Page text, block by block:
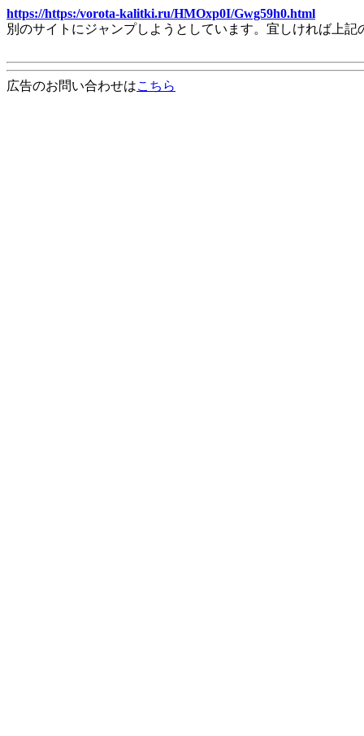
https://https:/vorota-kalitki.ru/HMOxp0I/Gwg59h0.html
別のサイトにジャンプしようとしています。宜しければ上
広告のお問い合わせはこちら